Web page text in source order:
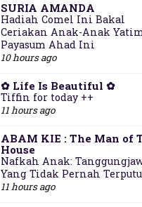
SURIA AMANDA
Hadiah Comel Ini Bakal
Ceriakan Anak-Anak
Payasum Ahad Ini
10 hours ago
✿ Life Is Beautiful ✿
Tiffin for today ++
11 hours ago
ABAM KIE : The Man of
House
Nafkah Anak:
Yang Tidak Pernah
11 hours ago